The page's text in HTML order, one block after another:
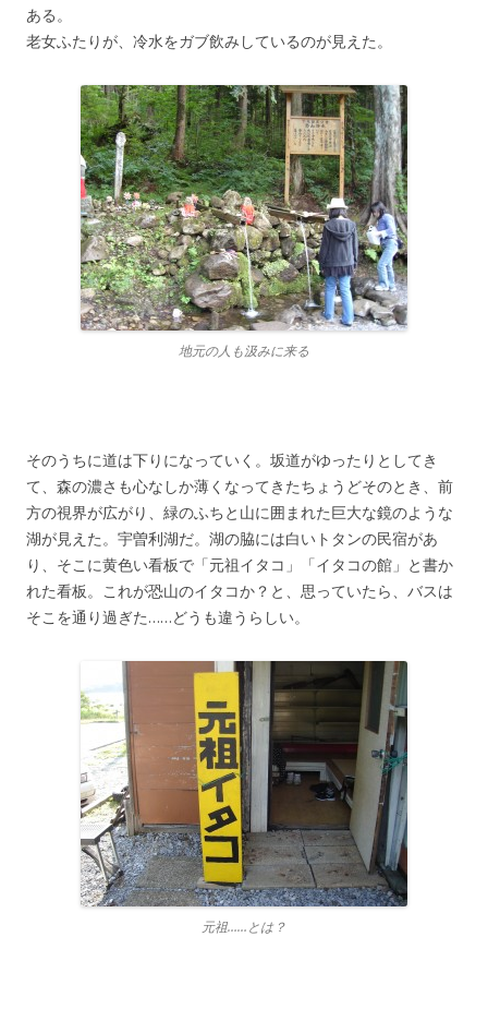
ある。
老女ふたりが、冷水をガブ飲みしているのが見えた。
地元の人も汲みに来る
そのうちに道は下りになっていく。坂道がゆったりとしてき
て、森の濃さも心なしか薄くなってきたちょうどそのとき、前
方の視界が広がり、緑のふちと山に囲まれた巨大な鏡のような
湖が見えた。宇曽利湖だ。湖の脇には白いトタンの民宿があ
り、そこに黄色い看板で「元祖イタコ」「イタコの館」と書か
れた看板。これが恐山のイタコか？と、思っていたら、バスは
そこを通り過ぎた……どうも違うらしい。
元祖……とは？